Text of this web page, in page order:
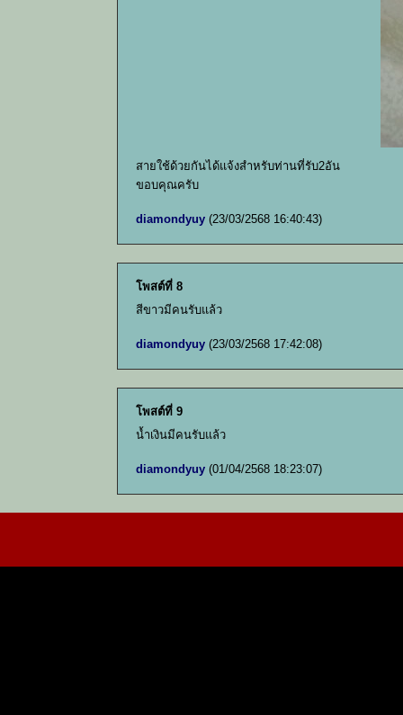
สายใช้ด้วยกันได้แจ้งสำหรับท่านที่รับ2อัน
ขอบคุณครับ
diamondyuy (23/03/2568 16:40:43)
โพสต์ที่ 8
สีขาวมีคนรับแล้ว
diamondyuy (23/03/2568 17:42:08)
โพสต์ที่ 9
น้ำเงินมีคนรับแล้ว
diamondyuy (01/04/2568 18:23:07)